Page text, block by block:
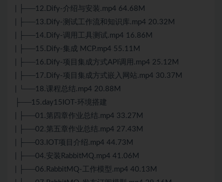
| ├──12.Dify-介绍与安装.mp4 64.68M
| ├──13.Dify-测试工作流和知识库.mp4 20.32M
| ├──14.Dify-调用工具测试.mp4 16.86M
| ├──15.Dify-集成 MCP.mp4 55.11M
| ├──16.Dify-项目集成方式API调用.mp4 25.12M
| ├──17.Dify-项目集成方式嵌入网站.mp4 30.37M
| └──18.课程总结.mp4 20.88M
├──15.day15IOT-环境搭建
| ├──01.第四章作业总结.mp4 33.27M
| ├──02.第五章作业总结.mp4 27.43M
| ├──03.IOT项目介绍.mp4 44.73M
| ├──04.安装RabbitMQ.mp4 41.06M
| ├──06.RabbitMQ-工作模型.mp4 40.13M